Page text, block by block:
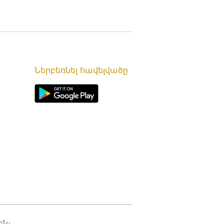
Ներբեռնել հավելվածը